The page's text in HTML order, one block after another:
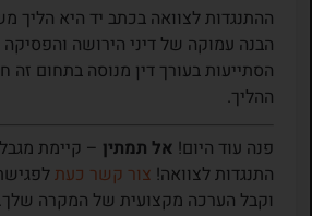
ההתנגדות לצוואה בכתב יד היא הליך
הבנה עמוקה של דיני הירושה
הסתייעות בעורך דין מנוסה בתחום זה
ההליך.
פנה עוד היום! אל תמתין– קיימת
התנגדות לצוואה! צור קשר כעת
וקבל הערכה מקצועית של המקרה שלך.